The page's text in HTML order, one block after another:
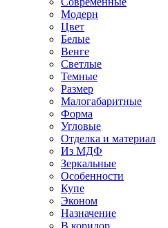
Модерн
Цвет
Белые
Венге
Светлые
Темные
Размер
Малогабаритные
Форма
Угловые
Отделка и материал
Из МДФ
Зеркальные
Особенности
Купе
Эконом
Назначение
В коридор